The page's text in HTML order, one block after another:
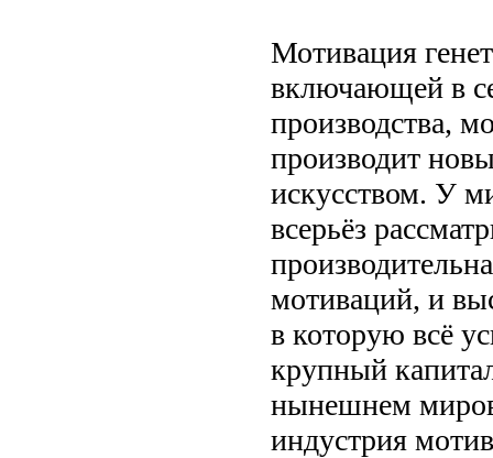
Мотивация
включающей в
производства,
производит
искусством. У
всерьёз
мотиваций, и
в которую всё
крупный
нынешнем
индустрия